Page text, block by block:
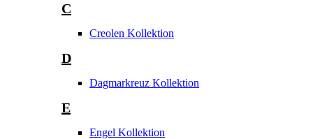
C
Creolen Kollektion
D
Dagmarkreuz Kollektion
E
Engel Kollektion